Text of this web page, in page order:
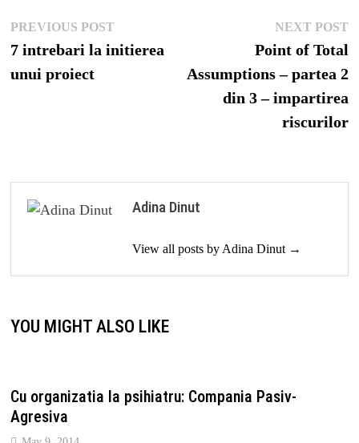
Post
navigation
PREVIOUS POSTPrevious
post:
7 intrebari la initierea
unui proiect
NEXT POST
Point of Total
Assumptions – partea 2
din 3 – impartirea
riscurilor
Adina Dinut
View all posts by Adina Dinut →
YOU MIGHT ALSO LIKE
Cu organizatia la psihiatru: Compania Pasiv-
Agresiva